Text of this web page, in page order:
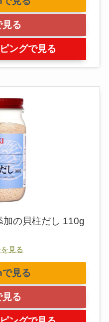
見る
ングで見る
加の貝柱だし 110g
見る
見る
見る